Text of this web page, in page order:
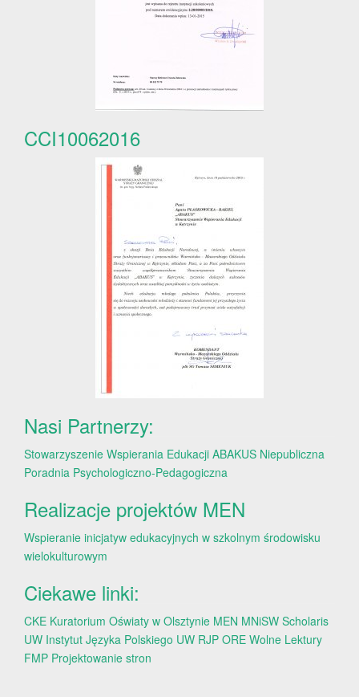
CCI10062016
Nasi Partnerzy:
Stowarzyszenie Wspierania Edukacji ABAKUS Niepubliczna
Poradnia Psychologiczno-Pedagogiczna
Realizacje projektów MEN
Wspieranie inicjatyw edukacyjnych w szkolnym środowisku
wielokulturowym
Ciekawe linki:
CKE Kuratorium Oświaty w Olsztynie MEN MNiSW Scholaris
UW Instytut Języka Polskiego UW RJP ORE Wolne Lektury
FMP Projektowanie stron